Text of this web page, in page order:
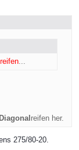
...
Diagonal reifen her.
275/80-20.